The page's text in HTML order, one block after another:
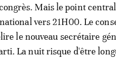
Mais le point
vers 21H00. Le
le nouveau secrétaire
La nuit risque d'être